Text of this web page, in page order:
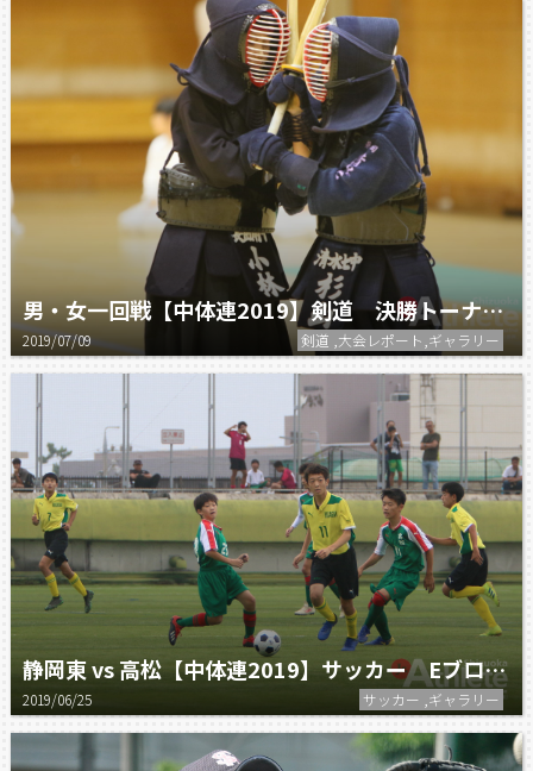
男・女一回戦【中体連2019】剣道 決勝トーナメント
2019/07/09 剣道 ,大会レポート,ギャラリー
静岡東 vs 高松【中体連2019】サッカー Eブロック
2019/06/25 サッカー ,ギャラリー